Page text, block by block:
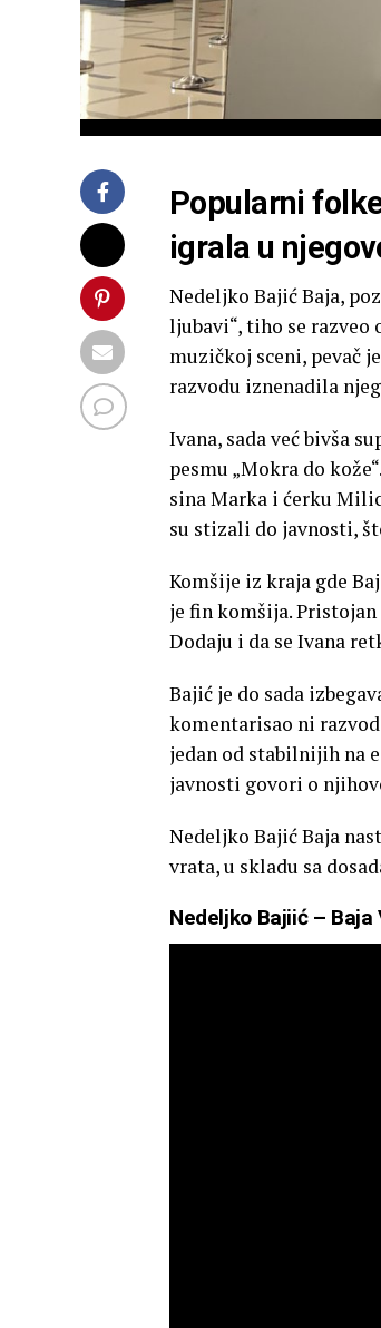
Popularni
igrala u
Nedeljko Bajić Baja,
ljubavi“, tiho se razveo
muzičkoj sceni, pevač
razvodu iznenadila
Ivana, sada već bivša
pesmu „Mokra do
sina Marka i ćerku
su stizali do javnosti,
Komšije iz kraja gde
je fin komšija.
Dodaju i da se Ivana
Bajić je do sada
komentarisao ni
jedan od stabilnijih na
javnosti govori o
Nedeljko Bajić Baja
vrata, u skladu sa
Nedeljko Bajiić –